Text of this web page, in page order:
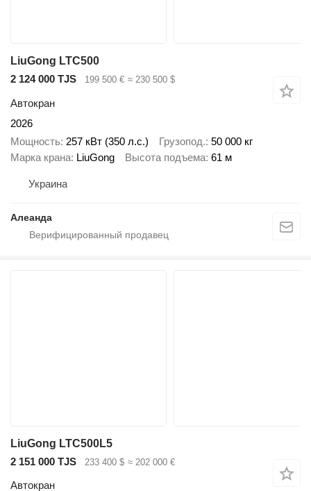
LiuGong LTC500
2 124 000 TJS
199 500 € ≈ 230 500 $
Автокран
2026
Мощность 257 кВт (350 л.с.) Грузопод. 50 000 кг
Марка крана LiuGong Высота подъема 61 м
Украина
Алеанда
LiuGong LTC500L5
2 151 000 TJS
233 400 $ ≈ 202 000 €
Автокран